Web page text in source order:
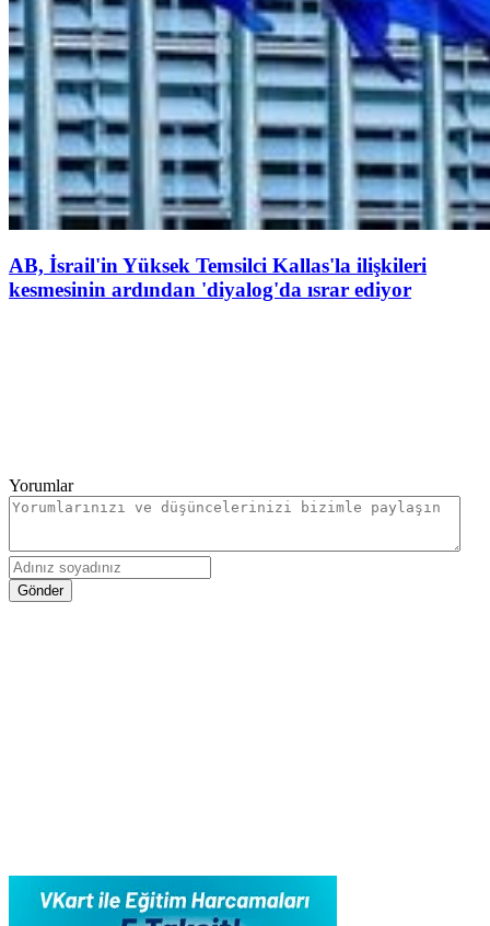
AB, İsrail'in Yüksek Temsilci Kallas'la ilişkileri
kesmesinin ardından 'diyalog'da ısrar ediyor
Yorumlar
Gönder